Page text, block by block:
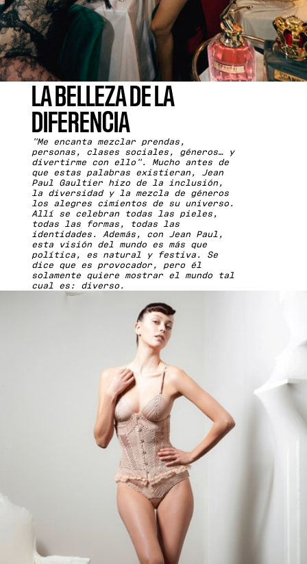
LA BELLEZA DE LA
DIFERENCIA
"Me encanta mezclar prendas,
personas, clases sociales, géneros… y
divertirme con ello". Mucho antes de
que estas palabras existieran, Jean
Paul Gaultier hizo de la inclusión,
la diversidad y la mezcla de géneros
los alegres cimientos de su universo.
Allí se celebran todas las pieles,
todas las formas, todas las
identidades. Además, con Jean Paul,
esta visión del mundo es más que
política, es natural y festiva. Se
dice que es provocador, pero él
solamente quiere mostrar el mundo tal
cual es: diverso.